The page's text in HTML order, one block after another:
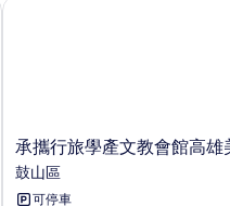
承
攜
行
承攜行旅學產文教會館高雄
鼓山區
可停車